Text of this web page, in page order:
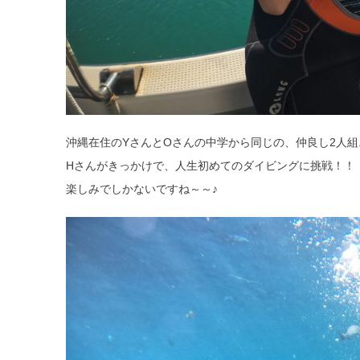
沖縄在住のYさんとOさんの中学から同じの、仲良し2人組
Hさんがきっかけで、人生初めてのダイビングに挑戦！！
楽しみでしかないですね～～♪